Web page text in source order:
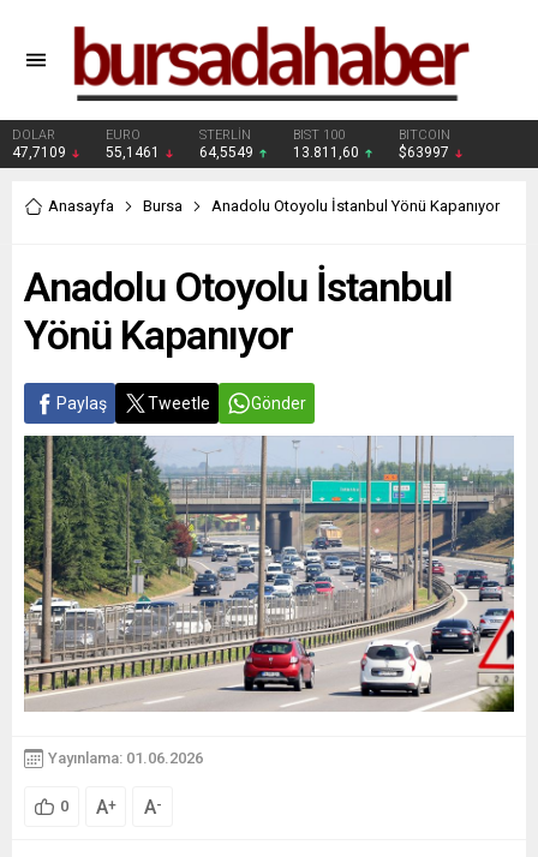
DOLAR
47,7109
EURO
55,1461
STERLİN
64,5549
BIST 100
13.811,60
BITCOIN
$63997
Anasayfa Bursa Anadolu Otoyolu İstanbul Yönü Kapanıyor
Anadolu Otoyolu İstanbul
Yönü Kapanıyor
Paylaş Tweetle Gönder
Yayınlama: 01.06.2026
0 A+ A-